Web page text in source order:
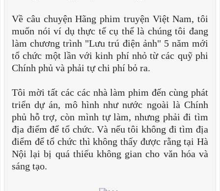
Về câu chuyện Hãng phim truyện Việt Nam, tôi
muốn nói ví dụ thực tế cụ thể là chúng tôi đang
làm chương trình "Lưu trú điện ảnh" 5 năm mới
tổ chức một lần với kinh phí nhỏ từ các quỹ phi
Chính phủ và phải tự chi phí bỏ ra.
Tôi mời tất các các nhà làm phim đến cùng phát
triển dự án, mô hình như nước ngoài là Chính
phủ hỗ trợ, còn mình tự làm, nhưng phải đi tìm
địa điểm để tổ chức. Và nếu tôi không đi tìm địa
điểm để tổ chức thì không thấy được rằng tại Hà
Nội lại bị quá thiếu không gian cho văn hóa và
sáng tạo.